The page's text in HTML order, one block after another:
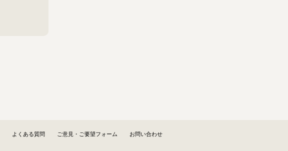
よくある質問 ご意見・ご要望フォーム お問い合わせ